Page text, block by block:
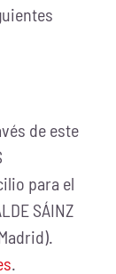
de este
para el
SÁINZ
.